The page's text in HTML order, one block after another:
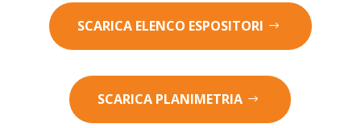
SCARICA ELENCO ESPOSITORI
SCARICA PLANIMETRIA